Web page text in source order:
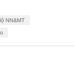
NN&MT